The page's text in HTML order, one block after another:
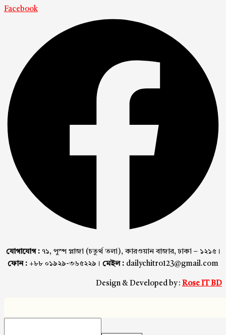
Facebook
যোগাযোগ :৭১, পুস্প প্লাজা (চতুর্থ তলা), কারওয়ান বাজার, ঢাকা – ১২১৫।
ফোন : +৮৮ ০১৯২৯-৩৬৫২২৯। মেইল : dailychitro123@gmail.com
Design & Developed by : Rose IT BD